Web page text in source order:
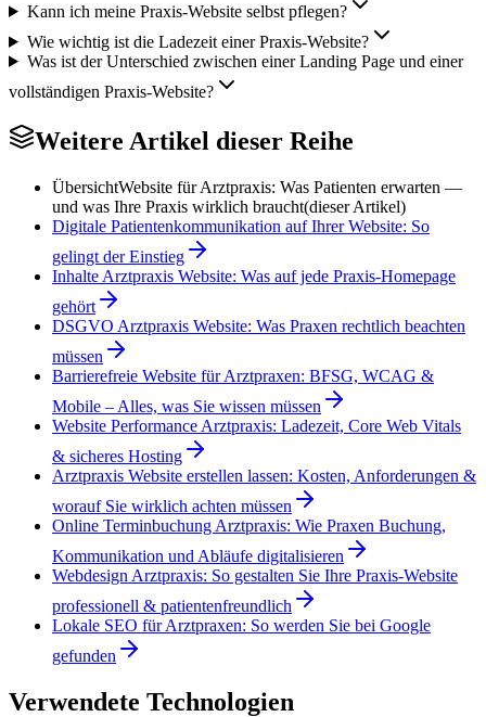
Kann ich meine Praxis-Website selbst pflegen?
Wie wichtig ist die Ladezeit einer Praxis-Website?
Was ist der Unterschied zwischen einer Landing Page und einer
vollständigen Praxis-Website?
Weitere Artikel dieser Reihe
ÜbersichtWebsite für Arztpraxis: Was Patienten erwarten —
und was Ihre Praxis wirklich braucht(dieser Artikel)
Digitale Patientenkommunikation auf Ihrer Website: So
gelingt der Einstieg
Inhalte Arztpraxis Website: Was auf jede Praxis-Homepage
gehört
DSGVO Arztpraxis Website: Was Praxen rechtlich beachten
müssen
Barrierefreie Website für Arztpraxen: BFSG, WCAG &
Mobile – Alles, was Sie wissen müssen
Website Performance Arztpraxis: Ladezeit, Core Web Vitals
& sicheres Hosting
Arztpraxis Website erstellen lassen: Kosten, Anforderungen &
worauf Sie wirklich achten müssen
Online Terminbuchung Arztpraxis: Wie Praxen Buchung,
Kommunikation und Abläufe digitalisieren
Webdesign Arztpraxis: So gestalten Sie Ihre Praxis-Website
professionell & patientenfreundlich
Lokale SEO für Arztpraxen: So werden Sie bei Google
gefunden
Verwendete Technologien